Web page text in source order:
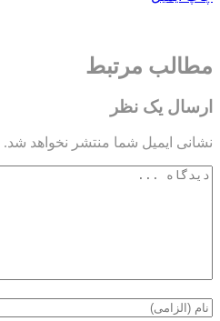
مطالب مرتبط
ارسال یک نظر
نشانی ایمیل شما منتشر نخواهد شد.